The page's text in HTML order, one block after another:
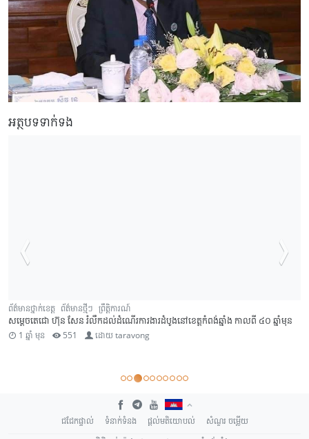
អត្ថបទទាក់ទង
ព័ត៌មានថ្នាក់ខេត្ត ព័ត៌មានថ្មីៗ ព្រឹត្តិការណ៍
សម្តេចតេជោ ហ៊ុន សែន រំលឹកដល់ដំណើរការងារដំបូងនៅខេត្តកំពង់ឆ្នាំង កាលពី ៤០ ឆ្នាំមុន
1 ឆ្នាំ មុន 551 ដោយtaravong
ជជែកផ្ទាល់ ទំនាក់ទំនង ផ្តល់មតិយោបល់
សំណួរ ចម្លើយ